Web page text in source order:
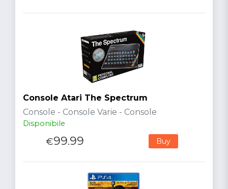
Console Atari The Spectrum
Console - Console Varie - Console
Disponibile
€99.99 Buy